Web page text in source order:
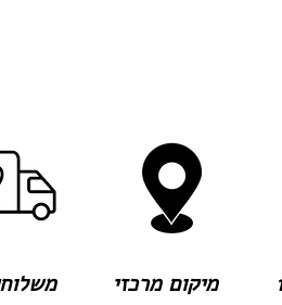
משלוחים מהירים מיקום מרכזי